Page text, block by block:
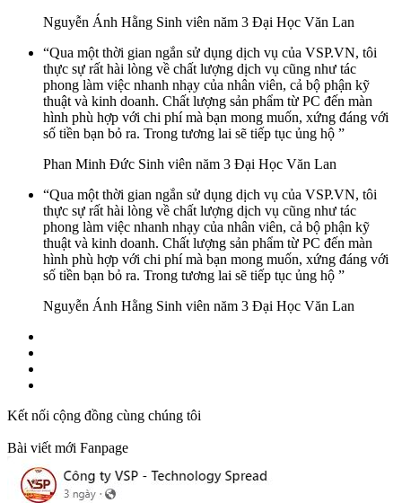
Nguyễn Ánh Hằng Sinh viên năm 3 Đại Học Văn Lan
“Qua một thời gian ngắn sử dụng dịch vụ của VSP.VN, tôi
thực sự rất hài lòng về chất lượng dịch vụ cũng như tác
phong làm việc nhanh nhạy của nhân viên, cả bộ phận kỹ
thuật và kinh doanh. Chất lượng sản phẩm từ PC đến màn
hình phù hợp với chi phí mà bạn mong muốn, xứng đáng với
số tiền bạn bỏ ra. Trong tương lai sẽ tiếp tục ủng hộ ”
Phan Minh Đức Sinh viên năm 3 Đại Học Văn Lan
“Qua một thời gian ngắn sử dụng dịch vụ của VSP.VN, tôi
thực sự rất hài lòng về chất lượng dịch vụ cũng như tác
phong làm việc nhanh nhạy của nhân viên, cả bộ phận kỹ
thuật và kinh doanh. Chất lượng sản phẩm từ PC đến màn
hình phù hợp với chi phí mà bạn mong muốn, xứng đáng với
số tiền bạn bỏ ra. Trong tương lai sẽ tiếp tục ủng hộ ”
Nguyễn Ánh Hằng Sinh viên năm 3 Đại Học Văn Lan
Kết nối cộng đồng cùng chúng tôi
Bài viết mới Fanpage